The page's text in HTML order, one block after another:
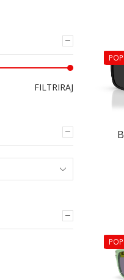
FILTRIRAJ